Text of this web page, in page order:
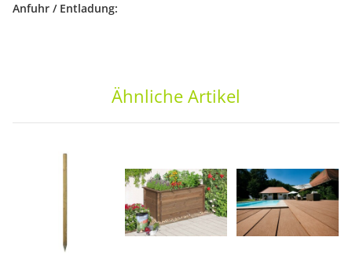
Anfuhr / Entladung:
Ähnliche Artikel